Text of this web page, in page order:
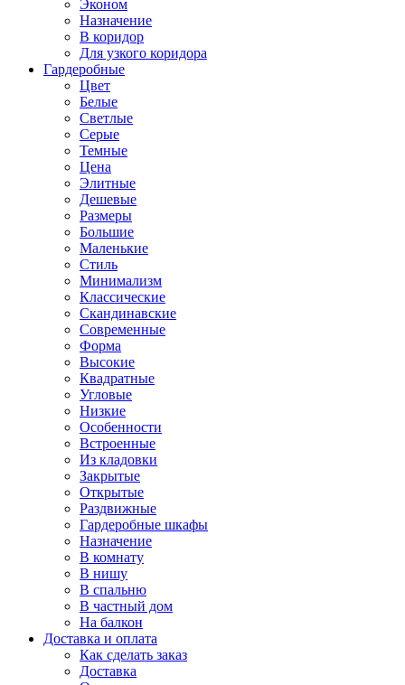
Эконом
Назначение
В коридор
Для узкого коридора
Гардеробные
Цвет
Белые
Светлые
Серые
Темные
Цена
Элитные
Дешевые
Размеры
Большие
Маленькие
Стиль
Минимализм
Классические
Скандинавские
Современные
Форма
Высокие
Квадратные
Угловые
Низкие
Особенности
Встроенные
Из кладовки
Закрытые
Открытые
Раздвижные
Гардеробные шкафы
Назначение
В комнату
В нишу
В спальню
В частный дом
На балкон
Доставка и оплата
Как сделать заказ
Доставка